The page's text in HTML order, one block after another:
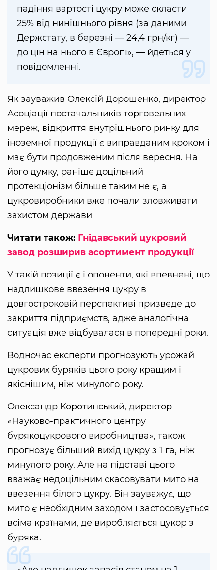
падіння вартості цукру може скласти
25% від нинішнього рівня (за даними
Держстату, в березні — 24,4 грн/кг) —
до цін на нього в Європі», — йдеться у
повідомленні.
Як зауважив Олексій Дорошенко, директор
Асоціації постачальників торговельних
мереж, відкриття внутрішнього ринку для
іноземної продукції є виправданим кроком і
має бути продовженим після вересня. На
його думку, раніше доцільний
протекціонізм більше таким не є, а
цукровиробники вже почали зловживати
захистом держави.
Читати також: Гнідавський цукровий
завод розширив асортимент продукції
У такій позиції є і опоненти, які впевнені, що
надлишкове ввезення цукру в
довгостроковій перспективі призведе до
закриття підприємств, адже аналогічна
ситуація вже відбувалася в попередні роки.
Водночас експерти прогнозують урожай
цукрових буряків цього року кращим і
якіснішим, ніж минулого року.
Олександр Коротинський, директор
«Науково-практичного центру
бурякоцукрового виробництва», також
прогнозує більший вихід цукру з 1 га, ніж
минулого року. Але на підставі цього
вважає недоцільним скасовувати мито на
ввезення білого цукру. Він зауважує, що
мито є необхідним заходом і застосовується
всіма країнами, де виробляється цукор з
буряка.